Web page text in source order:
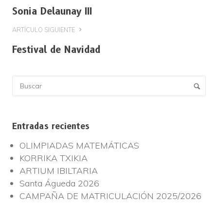
Sonia Delaunay III
ARTÍCULO SIGUIENTE
Festival de Navidad
Entradas recientes
OLIMPIADAS MATEMÁTICAS
KORRIKA TXIKIA
ARTIUM IBILTARIA
Santa Águeda 2026
CAMPAÑA DE MATRICULACIÓN 2025/2026